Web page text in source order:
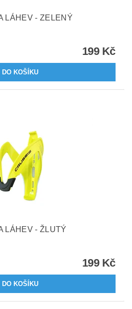
LÁHEV - ZELENÝ
199 Kč
LÁHEV - ŽLUTÝ
199 Kč